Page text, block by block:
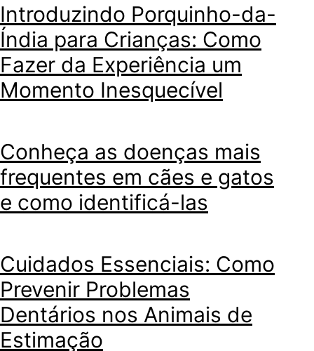
Introduzindo Porquinho-da-
Índia para Crianças: Como
Fazer da Experiência um
Momento Inesquecível
Conheça as doenças mais
frequentes em cães e gatos
e como identificá-las
Cuidados Essenciais: Como
Prevenir Problemas
Dentários nos Animais de
Estimação